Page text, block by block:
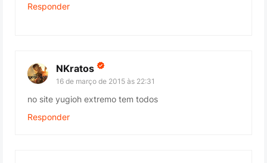
Responder
NKratos
16 de março de 2015 às 22:31
no site yugioh extremo tem todos
Responder